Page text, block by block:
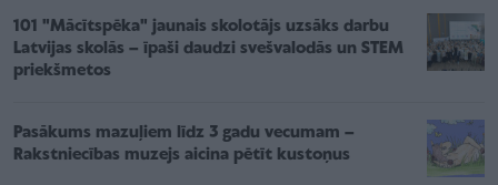
101 "Mācītspēka" jaunais skolotājs uzsāks darbu
Latvijas skolās – īpaši daudzi svešvalodās un STEM
priekšmetos
Pasākums mazuļiem līdz 3 gadu vecumam –
Rakstniecības muzejs aicina pētīt kustoņus